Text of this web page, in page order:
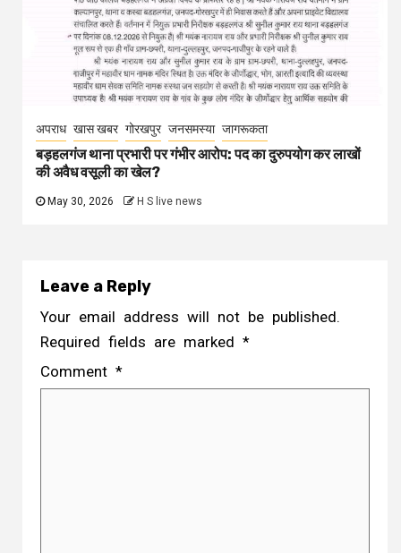
अपराध खास खबर गोरखपुर जनसमस्या जागरूकता
बड़हलगंज थाना प्रभारी पर गंभीर आरोप: पद का दुरुपयोग कर लाखों
की अवैध वसूली का खेल?
May 30, 2026 H S live news
Leave a Reply
Your email address will not be published.
Required fields are marked *
Comment *